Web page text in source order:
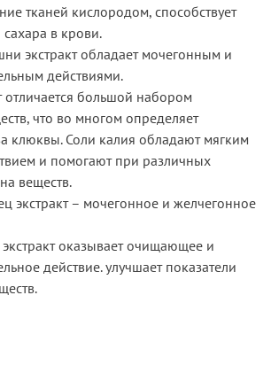
тканей кислородом, способствует
в крови.
экстракт обладает мочегонным и
действиями.
отличается большой набором
что во многом определяет
клюквы. Соли калия обладают мягким
и помогают при различных
веществ.
экстракт – мочегонное и желчегонное
экстракт оказывает очищающее и
действие. улучшает показатели